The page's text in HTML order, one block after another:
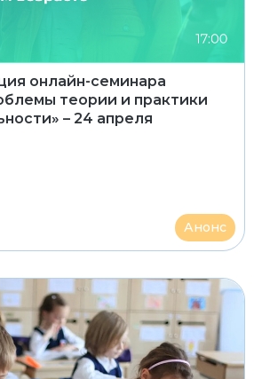
онлайн-семинара
теории и практики
– 24 апреля
Анонс